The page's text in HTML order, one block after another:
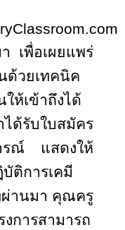
เพื่อเผยแพร่
ด้วยเทคนิค
ห้เข้าถึงได้
ได้รับใบสมัคร
รณ์ แสดงให้
ติการเคมี
านมา คุณครู
งการสามารถ